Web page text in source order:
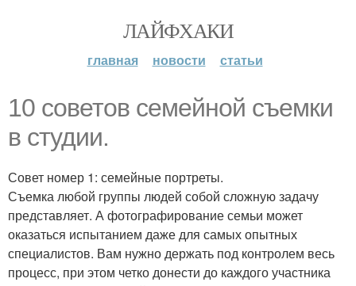
ЛАЙФХАКИ
главная новости статьи
10 советов семейной съемки
в студии.
Совет номер 1: семейные портреты.
Съемка любой группы людей собой сложную задачу
представляет. А фотографирование семьи может
оказаться испытанием даже для самых опытных
специалистов. Вам нужно держать под контролем весь
процесс, при этом четко донести до каждого участника